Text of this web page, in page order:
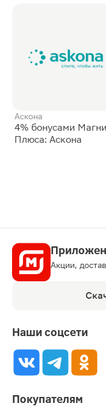
Аскона
4% бонусами
Плюса: Аскона
Акции,
Наши соцсети
Покупателям